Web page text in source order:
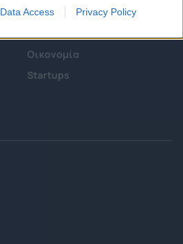
Data Access Privacy Policy
Έρευνες - Μελέτες
Οικονομία
Startups